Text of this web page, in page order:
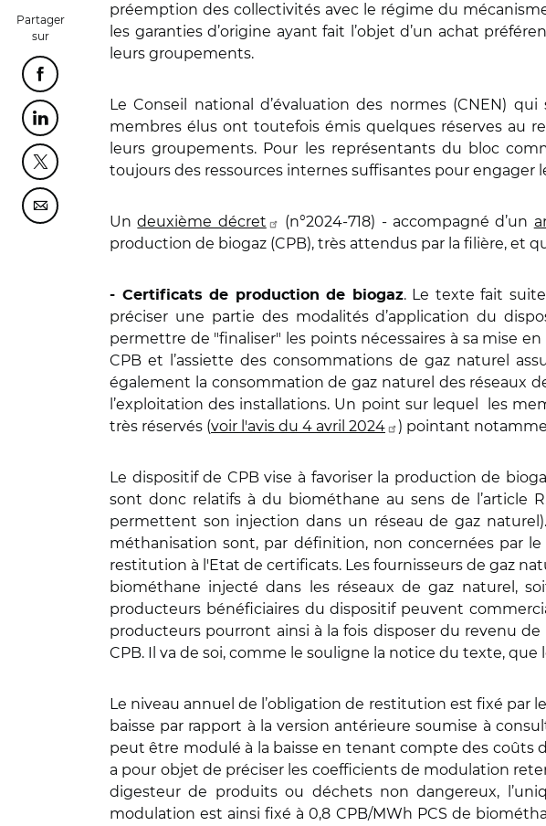
Partager
sur
Partager cette page sur Facebook
Partager cette page sur Linkedin
Partager cette page sur Twitter
Partager cette page sur Courriel
préemption des collectivités avec le régime du
les garanties d’origine ayant fait l’objet d’un achat
leurs groupements.
Le Conseil national d’évaluation des normes (CNEN) qui
membres élus ont toutefois émis quelques réserves au
leurs groupements. Pour les représentants du bloc
toujours des ressources internes suffisantes pour engager
Undeuxième décret (n°2024-718) - accompagné d’un
production de biogaz (CPB), très attendus par la filière,
- Certificats de production de biogaz. Le texte fait
préciser une partie des modalités d’application du
permettre de "finaliser" les points nécessaires à sa mise
CPB et l’assiette des consommations de gaz naturel
également la consommation de gaz naturel des réseaux
l’exploitation des installations. Un point sur lequel les
très réservés (voir l'avis du 4 avril 2024 ) pointant
Le dispositif de CPB vise à favoriser la production de
sont donc relatifs à du biométhane au sens de l’article
permettent son injection dans un réseau de gaz
méthanisation sont, par définition, non concernées par
restitution à l'Etat de certificats. Les fournisseurs de gaz
biométhane injecté dans les réseaux de gaz naturel,
producteurs bénéficiaires du dispositif peuvent
producteurs pourront ainsi à la fois disposer du revenu
CPB. Il va de soi, comme le souligne la notice du texte,
Le niveau annuel de l’obligation de restitution est fixé par
baisse par rapport à la version antérieure soumise à
peut être modulé à la baisse en tenant compte des coûts
a pour objet de préciser les coefficients de modulation
digesteur de produits ou déchets non dangereux,
modulation est ainsi fixé à 0,8 CPB/MWh PCS de